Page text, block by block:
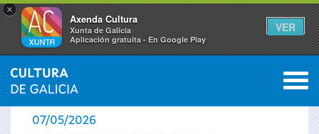
×
Axenda Cultura
Xunta de Galicia
Aplicación gratuíta - En Google Play
VER
Se
INICIO › ACTUALIDAD 0
07/05/2026